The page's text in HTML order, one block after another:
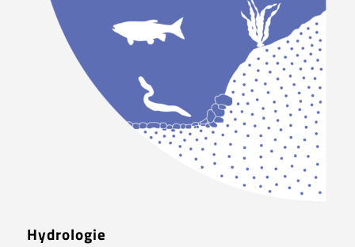
Hydrologie